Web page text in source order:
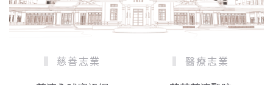
慈善志業 醫療志業